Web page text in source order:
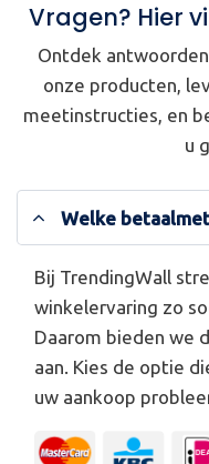
Vragen? Hier
Ontdek
onze producten,
meetinstructies, en
u
Welke
Bij TrendingWall
winkelervaring zo
Daarom bieden we
aan. Kies de optie
uw aankoop